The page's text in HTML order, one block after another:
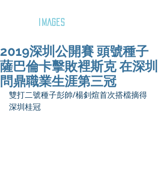
IMAGES
2019深圳公開賽 頭號種子
薩巴倫卡擊敗裡斯克 在深圳
問鼎職業生涯第三冠
雙打二號種子彭帥/楊釗煊首次搭檔摘得
深圳桂冠